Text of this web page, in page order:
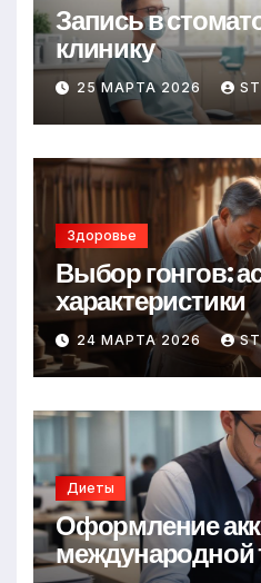
Запись в
клинику
25 МАРТА 2026
Здоровье
Выбор гонгов:
характеристики
24 МАРТА 2026
Диеты
Оформление
международной